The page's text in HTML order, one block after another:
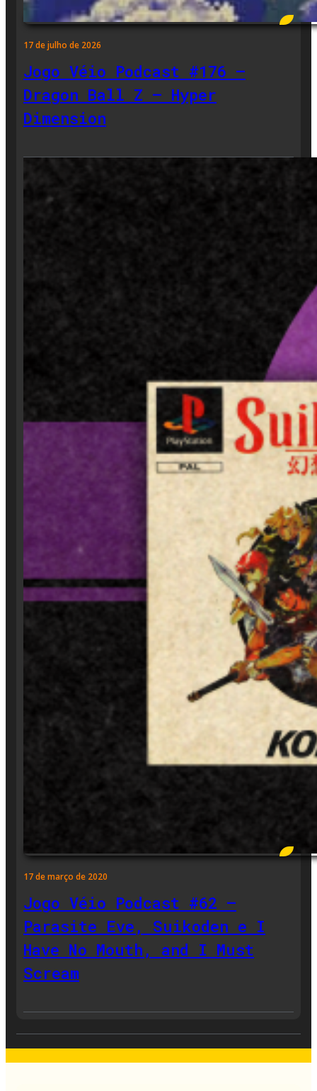
17 de julho de 2026
Jogo Véio Podcast #176 –
Dragon Ball Z – Hyper
Dimension
17 de março de 2020
Jogo Véio Podcast #62 –
Parasite Eve, Suikoden e I
Have No Mouth, and I Must
Scream